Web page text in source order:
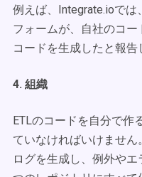
例えば、Integrate.ioでは
フォームが、自社のコ
コードを生成したと報告
4. 組織
ETLのコードを自分で作
ていなければいけませ
ログを生成し、例外や